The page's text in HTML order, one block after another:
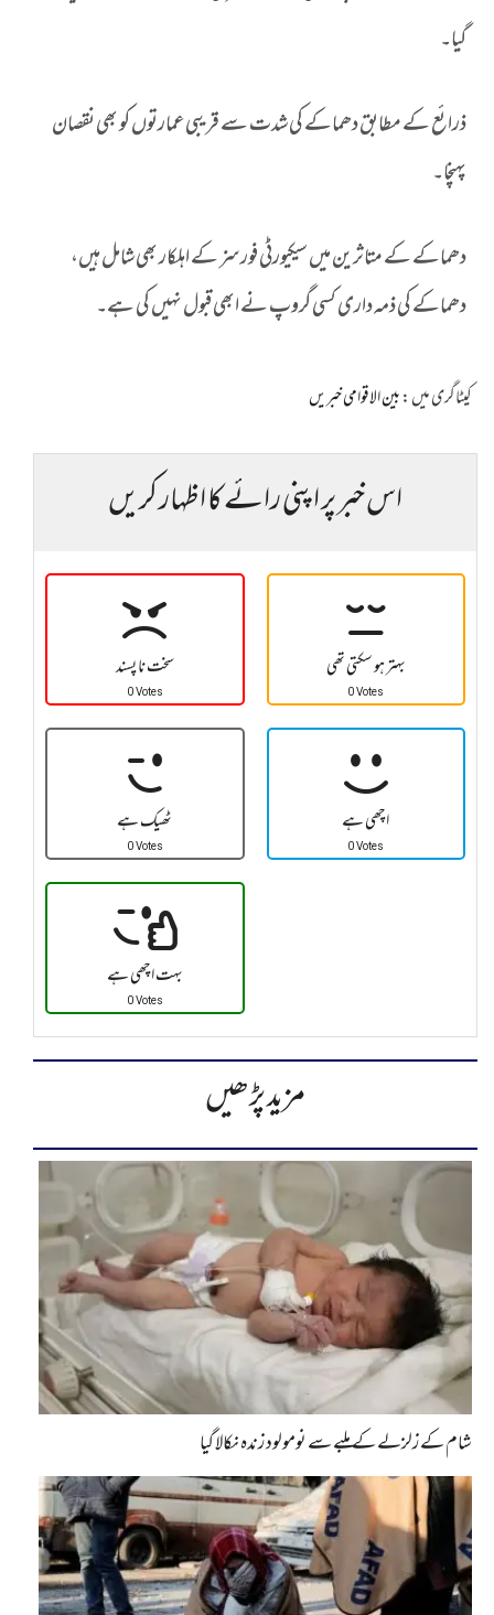
گیا۔
ذرائع کے مطابق دھماکے کی شدت سے قریبی عمارتوں کو بھی نقصان
پہنچا۔
دھماکے کے متاثرین میں سیکیورٹی فورسز کے اہلکار بھی شامل ہیں،
دھماکے کی ذمہ داری کسی گروپ نے ابھی قبول نہیں کی ہے۔
کیٹاگری میں :بین الاقوامی خبریں
اس خبر پر اپنی رائے کا اظہار کریں
سخت نا پسند
0 Votes
بہتر ہو سکتی تھی
0 Votes
ٹھیک ہے
0 Votes
اچھی ہے
0 Votes
بہت اچھی ہے
0 Votes
مزید پڑھیں
شام کے زلزلے کے ملبے سے نومولود زندہ نکالا گیا